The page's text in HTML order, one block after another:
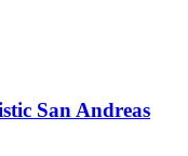
San Andreas